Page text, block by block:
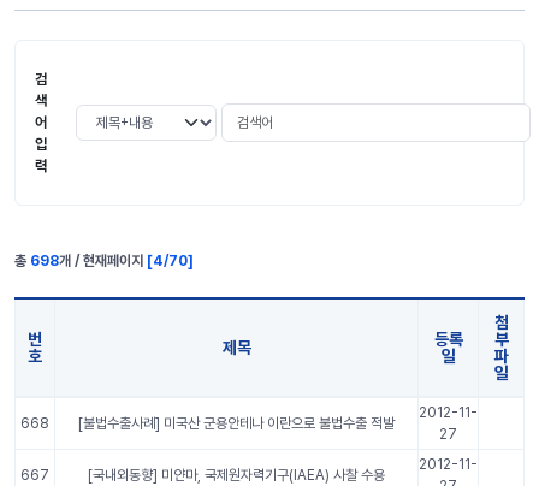
검
색
어
입
력
검색 조건 선택 검색어
총 698개 / 현재페이지 [4/70]
번
호
제목
등록
일
첨
부
파
일
668 [불법수출사례] 미국산 군용안테나 이란으로 불법수출 적발
2012-11-
27
667 [국내외동향] 미얀마, 국제원자력기구(IAEA) 사찰 수용
2012-11-